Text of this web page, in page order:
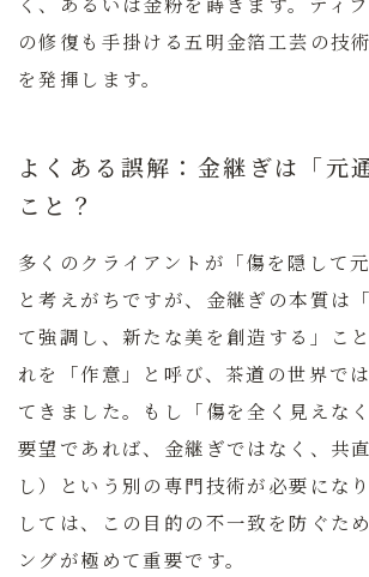
の修復も手掛ける五明金箔工芸の技術
を発揮します。
よくある誤解：金継ぎは「元
こと？
多くのクライアントが「傷を隠して
と考えがちですが、金継ぎの本質は
て強調し、新たな美を創造する」こ
れを「作意」と呼び、茶道の世界で
てきました。もし「傷を全く見えな
要望であれば、金継ぎではなく、共
し）という別の専門技術が必要にな
しては、この目的の不一致を防ぐた
ングが極めて重要です。